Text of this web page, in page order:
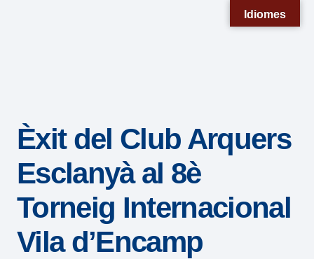
sistema
accesibilidad.
Èxit del Club Arquers
Esclanyà al 8è
Torneig Internacional
Vila d’Encamp
Idiomes